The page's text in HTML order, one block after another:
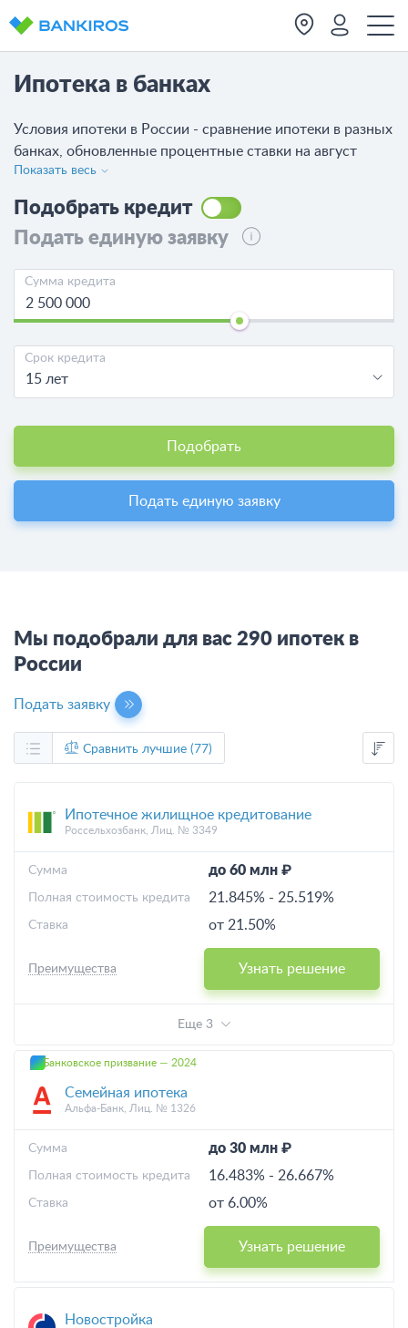
Ипотека в банках
Условия ипотеки в России - сравнение ипотеки в разных
банках, обновленные процентные ставки на август
2026. Сравните 290 вариантов от 76 банков, изучите
условия ипотечных кредитов, если собираетесь купить
жилье в кредит. Как взять кредит на квартиру?
Показать весь
Подобрать кредит
Подать единую заявку
Сумма кредита
Срок кредита
15 лет
Подобрать
Подать единую заявку
Мы подобрали для вас 290 ипотек в
России
Подать заявку
Сравнить лучшие (77)
Ипотечное жилищное кредитование
Россельхозбанк, Лиц. № 3349
до 60 млн ₽
Cумма
21.845% - 25.519%
Полная стоимость кредита
от 21.50%
Ставка
Узнать решение
Преимущества
Еще 3
Банковское призвание — 2024
Семейная ипотека
Альфа-Банк, Лиц. № 1326
до 30 млн ₽
Cумма
16.483% - 26.667%
Полная стоимость кредита
от 6.00%
Ставка
Узнать решение
Преимущества
Новостройка